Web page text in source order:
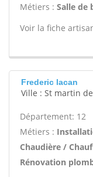
Métiers : Salle de
Voir la fiche
Frederic lacan
Ville : St martin
Département: 12
Métiers :
Chaudière /
Rénovation